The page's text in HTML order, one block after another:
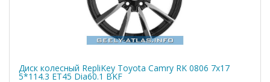
Диск колесный RepliKey Toyota Camry RK 0806 7x17
5*114.3 ET45 Dia60.1 BKF